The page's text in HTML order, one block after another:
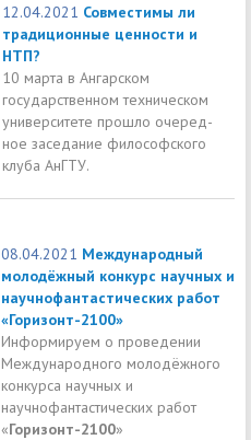
12.04.2021 Совместимы ли
традиционные ценности и
НТП?
10 марта в Ангарском
государственном техническом
университете прошло очеред-
ное заседание философского
клуба АнГТУ.
08.04.2021 Международный
молодёжный конкурс научных и
научнофантастических работ
«Горизонт-2100»
Информируем о проведении
Международного молодёжного
конкурса научных и
научнофантастических работ
«Горизонт-2100»